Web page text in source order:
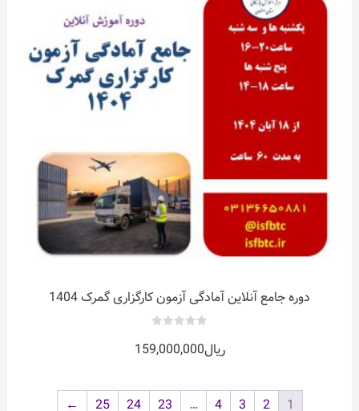
دوره جامع آنلاین آمادگی آزمون کارگزاری گمرک 1404
out
ofریال159,000,000
1
2
3
4
…
23
24
25
←